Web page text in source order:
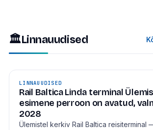
🏛Linnauudised
LINNAUUDISED
Rail Baltica Linda terminal
esimene perroon on avatud,
2028
Ülemistel kerkiv Rail Baltica reisiterminal